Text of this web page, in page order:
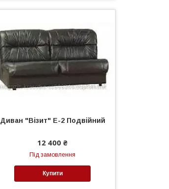
Диван "Візит" Е-2 Подвійний
12 400 ₴
Під замовлення
Купити